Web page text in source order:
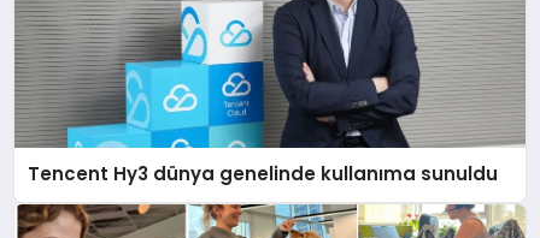
Tencent Hy3 dünya genelinde kullanıma sunuldu